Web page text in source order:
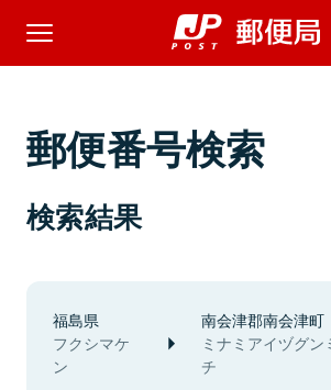
郵便番号検索
検索結果
福島県
フクシマケ
ン
南会津郡南会津町
ミナミアイヅグ
チ